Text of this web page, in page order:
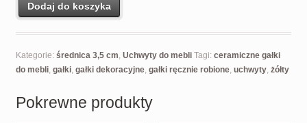
Dodaj do koszyka
Kategorie: średnica 3,5 cm Uchwyty do mebli Tagi: ceramiczne gałki
do mebli, gałki, gałki dekoracyjne, gałki ręcznie robione, uchwyty, żółty
Pokrewne produkty